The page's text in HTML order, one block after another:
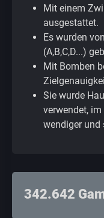
Mit einem
ausgestattet.
Es wurden
(A,B,C,D...)
Mit Bomben
Sie wurde
verwendet,
wendiger und
342.642